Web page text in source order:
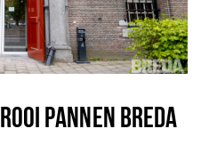
PANNEN BREDA